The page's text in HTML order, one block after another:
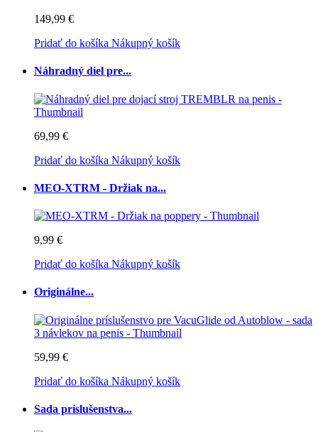
149,99 €
Pridať do košíka Nákupný košík
Náhradný diel pre...
69,99 €
Pridať do košíka Nákupný košík
MEO-XTRM - Držiak na...
9,99 €
Pridať do košíka Nákupný košík
Originálne...
59,99 €
Pridať do košíka Nákupný košík
Sada príslušenstva...